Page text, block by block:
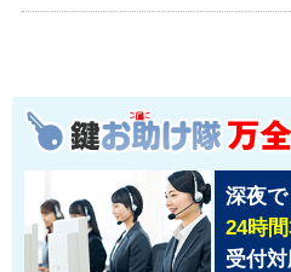
深夜で
24時
受付対